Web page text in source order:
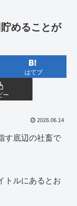
めることが
はてブ
ー
2026.06.14
す底辺の社畜で
トルにあるとお